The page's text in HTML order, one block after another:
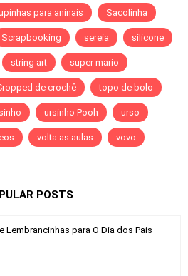
para aninais Sacolinha
Scrapbooking sereia silicone
string art super mario
de crochê topo de bolo
ursinho Pooh urso
volta as aulas vovo
POSTS
Lembrancinhas para O Dia dos Pais